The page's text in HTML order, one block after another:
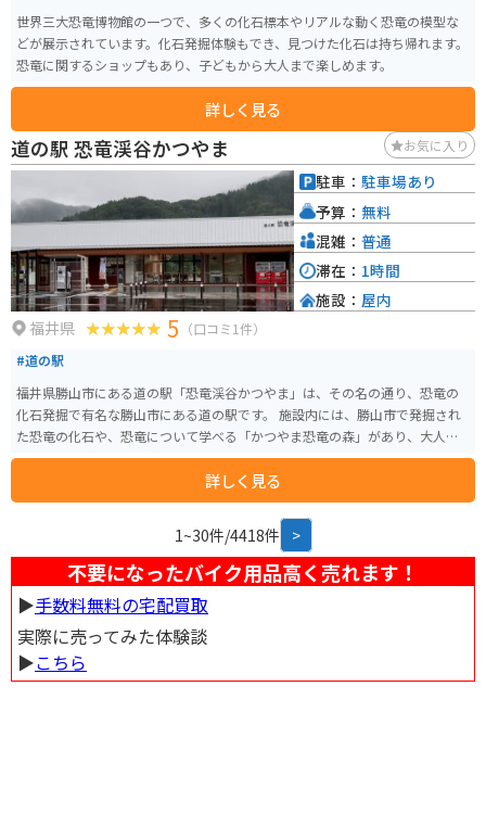
世界三大恐竜博物館の一つで、多くの化石標本やリアルな動く恐竜の模型な
どが展示されています。化石発掘体験もでき、見つけた化石は持ち帰れます。
恐竜に関するショップもあり、子どもから大人まで楽しめます。
詳しく見る
道の駅 恐竜渓谷かつやま お気に入り
福井県 5 （口コミ1件）
#道の駅
福井県勝山市にある道の駅「恐竜渓谷かつやま」は、その名の通り、恐竜の
化石発掘で有名な勝山市にある道の駅です。 施設内には、勝山市で発掘され
た恐竜の化石や、恐竜について学べる「かつやま恐竜の森」があり、大人か
ら子供まで楽しむことができます。 また、地元の特産品を販売するコーナー
もあり、恐竜の卵に見立てたユニークな形の「恐竜バーガー」や、恐竜の足
跡をかたどった「恐竜クッキー」など、お土産に最適な商品がたくさんあり
号線を北上すると、美しい渓谷美を眺めながらツーリングを楽しむことがで
きます。 道の駅の周辺には、温泉施設やキャンプ場などもあり、観光の拠点
としても最適です。
詳しく見る
駐車： 駐車場あり
予算： 無料
混雑： 普通
滞在： 1時間
施設： 屋内
1~30件/4418件 >
不要になったバイク用品高く売れます！
▶︎手数料無料の宅配買取
実際に売ってみた体験談
▶︎こちら